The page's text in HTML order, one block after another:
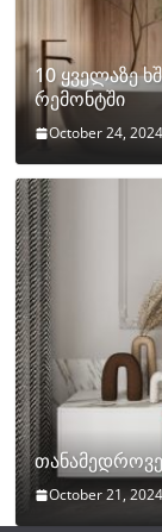
10 ყველაზე
რემონტში
October 24, 2024
October 21, 2024